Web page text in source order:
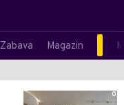
Zabava Magazin
0